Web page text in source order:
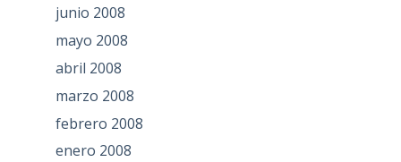
junio 2008
mayo 2008
abril 2008
marzo 2008
febrero 2008
enero 2008